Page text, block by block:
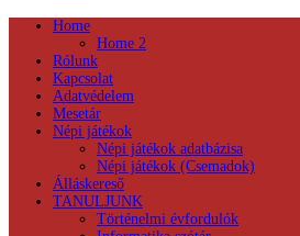
Home
Home 2
Rólunk
Kapcsolat
Adatvédelem
Mesetár
Népi játékok
Népi játékok adatbázisa
Népi játékok (Csemadok)
Álláskereső
TANULJUNK
Történelmi évfordulók